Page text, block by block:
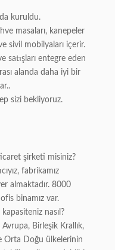
karton
/ 1 karton
kuruldu.
masaları, kanepeler
sivil mobilyaları içerir.
satışları entegre eden
alanda daha iyi bir
sizi bekliyoruz.
şirketi misiniz?
fabrikamız
almaktadır. 8000
binamız var.
nasıl?
Birleşik Krallık,
Orta Doğu ülkelerinin